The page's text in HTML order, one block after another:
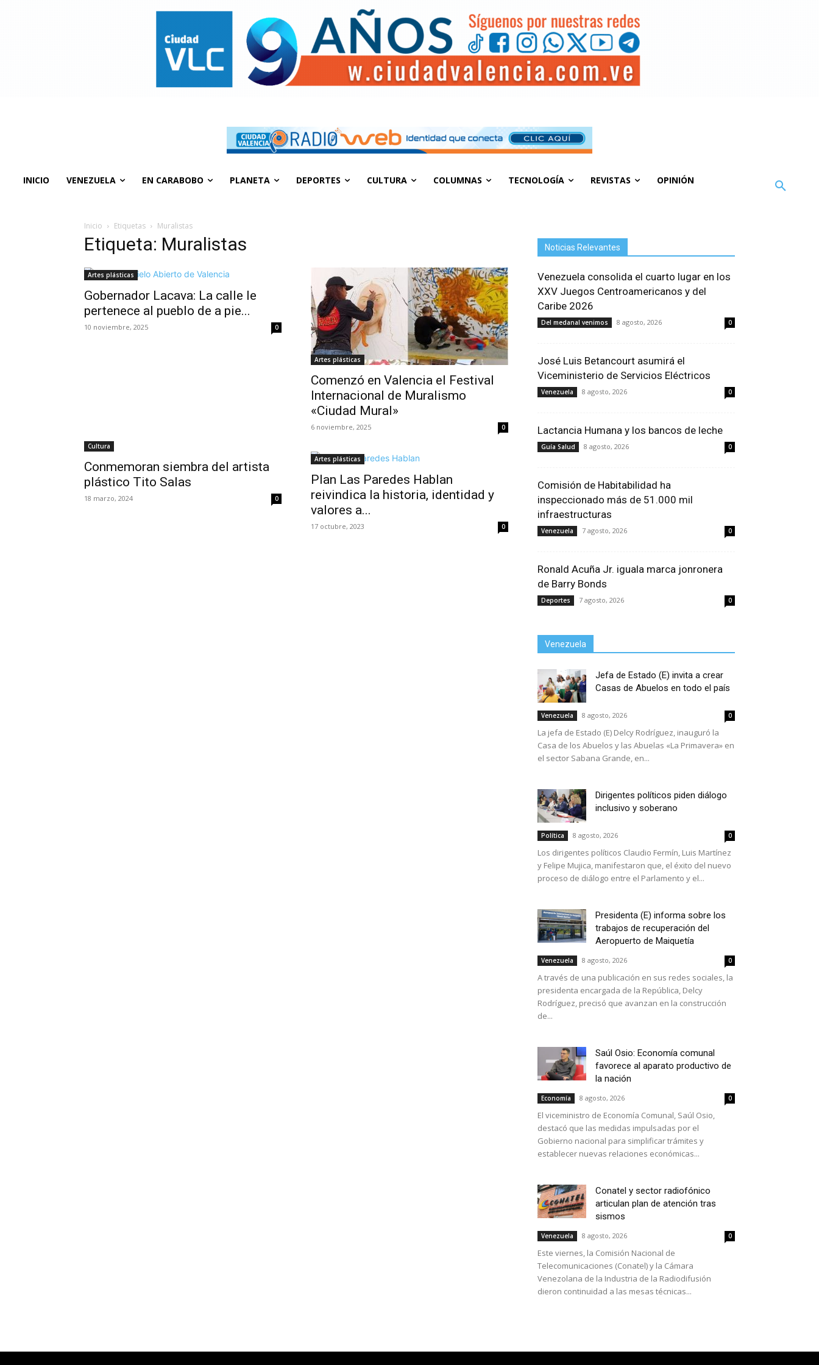
INICIO VENEZUELA EN CARABOBO PLANETA DEPORTES CULTURA COLUMNAS TECNOLOGÍA REVISTAS OPINIÓN
Inicio Etiquetas Muralistas
Etiqueta: Muralistas
Artes plásticas
Gobernador Lacava: La calle le
pertenece al pueblo de a pie...
10 noviembre, 2025 0
Artes plásticas
Comenzó en Valencia el Festival
Internacional de Muralismo
«Ciudad Mural»
6 noviembre, 2025 0
Cultura
Conmemoran siembra del artista
plástico Tito Salas
18 marzo, 2024 0
Artes plásticas
Plan Las Paredes Hablan
reivindica la historia, identidad y
valores a...
17 octubre, 2023 0
Noticias Relevantes
Venezuela consolida el cuarto lugar en los
XXV Juegos Centroamericanos y del
Caribe 2026
Del medanal venimos 8 agosto, 2026 0
José Luis Betancourt asumirá el
Viceministerio de Servicios Eléctricos
Venezuela 8 agosto, 2026 0
Lactancia Humana y los bancos de leche
Guía Salud 8 agosto, 2026 0
Comisión de Habitabilidad ha
inspeccionado más de 51.000 mil
infraestructuras
Venezuela 7 agosto, 2026 0
Ronald Acuña Jr. iguala marca jonronera
de Barry Bonds
Deportes 7 agosto, 2026 0
Venezuela
Jefa de Estado (E) invita a crear
Casas de Abuelos en todo el país
Venezuela 8 agosto, 2026 0
La jefa de Estado (E) Delcy Rodríguez, inauguró la
Casa de los Abuelos y las Abuelas «La Primavera» en
el sector Sabana Grande, en...
Dirigentes políticos piden diálogo
inclusivo y soberano
Política 8 agosto, 2026 0
Los dirigentes políticos Claudio Fermín, Luis Martínez
y Felipe Mujica, manifestaron que, el éxito del nuevo
proceso de diálogo entre el Parlamento y el...
Presidenta (E) informa sobre los
trabajos de recuperación del
Aeropuerto de Maiquetía
Venezuela 8 agosto, 2026 0
A través de una publicación en sus redes sociales, la
presidenta encargada de la República, Delcy
Rodríguez, precisó que avanzan en la construcción
de...
Saúl Osio: Economía comunal
favorece al aparato productivo de
la nación
Economía 8 agosto, 2026 0
El viceministro de Economía Comunal, Saúl Osio,
destacó que las medidas impulsadas por el
Gobierno nacional para simplificar trámites y
establecer nuevas relaciones económicas...
Conatel y sector radiofónico
articulan plan de atención tras
sismos
Venezuela 8 agosto, 2026 0
Este viernes, la Comisión Nacional de
Telecomunicaciones (Conatel) y la Cámara
Venezolana de la Industria de la Radiodifusión
dieron continuidad a las mesas técnicas...